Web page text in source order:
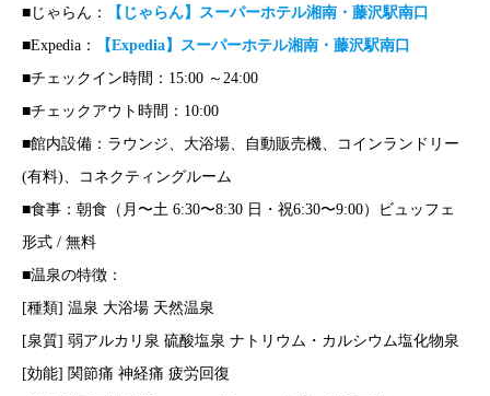
■じゃらん：
【じゃらん】スーパーホテル湘南・藤沢駅南口
■Expedia：
【Expedia】スーパーホテル湘南・藤沢駅南口
■チェックイン時間：15:00 ～24:00
■チェックアウト時間：10:00
■館内設備：ラウンジ、大浴場、自動販売機、コインランドリー
(有料)、コネクティングルーム
■食事：朝食（月〜土 6:30〜8:30 日・祝6:30〜9:00）ビュッフェ
形式 / 無料
■温泉の特徴：
[種類] 温泉 大浴場 天然温泉
[泉質] 弱アルカリ泉 硫酸塩泉 ナトリウム・カルシウム塩化物泉
[効能] 関節痛 神経痛 疲労回復